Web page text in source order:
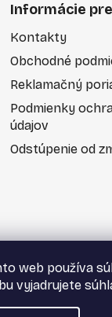
web používa
vyjadrujete
Informácie
Kontakty
Obchodné
Reklamačný
Podmienky
údajov
Odstúpenie od